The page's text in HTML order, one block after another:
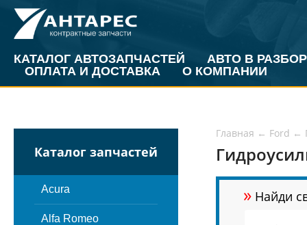
КАТАЛОГ АВТОЗАПЧАСТЕЙ
АВТО В РАЗБОР
ОПЛАТА И ДОСТАВКА
О КОМПАНИИ
Каталог запчастей
Acura
Alfa Romeo
Главная ← Ford ←
» Найди